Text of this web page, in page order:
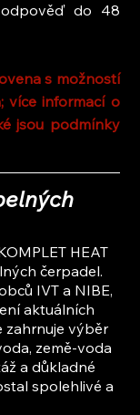
odpověď do 48
s možností
více informací o
jsou podmínky
HEAT
čerpadel.
IVT a NIBE,
aktuálních
zahrnuje výběr
země-voda
a důkladné
spolehlivé a